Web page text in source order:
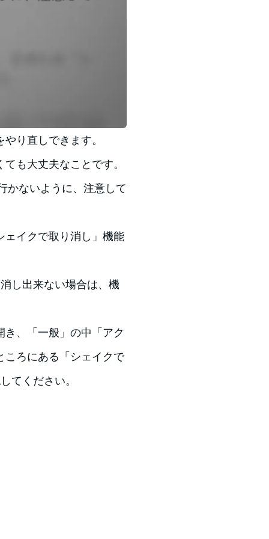
り直しできます。
も大丈夫なことです。
かないように、注意して
ェイクで取り消し」機能
し出来ない場合は、機
、「一般」の中「アク
ころにある「シェイクで
てください。